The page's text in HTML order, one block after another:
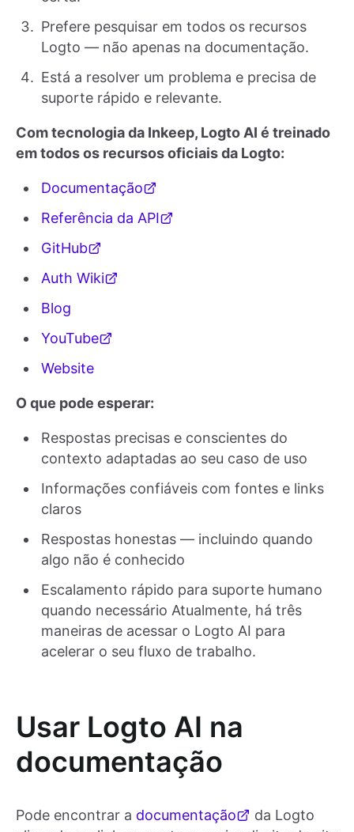
Prefere pesquisar em todos os recursos
Logto — não apenas na documentação.
Está a resolver um problema e precisa de
suporte rápido e relevante.
Com tecnologia da Inkeep, Logto AI é treinado
em todos os recursos oficiais da Logto:
Documentação
Referência da API
GitHub
Auth Wiki
Blog
YouTube
Website
O que pode esperar:
Respostas precisas e conscientes do
contexto adaptadas ao seu caso de uso
Informações confiáveis com fontes e links
claros
Respostas honestas — incluindo quando
algo não é conhecido
Escalamento rápido para suporte humano
quando necessário Atualmente, há três
maneiras de acessar o Logto AI para
acelerar o seu fluxo de trabalho.
Usar Logto AI na
documentação
Pode encontrar a documentação
da Logto